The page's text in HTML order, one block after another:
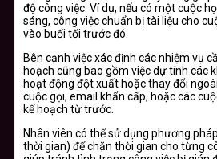
độ công việc. Ví dụ, nếu có một cuộc
sáng, công việc chuẩn bị tài liệu cho
vào buổi tối trước đó.
Bên cạnh việc xác định các nhiệm vụ
hoạch cũng bao gồm việc dự tính các
hoạt động đột xuất hoặc thay đổi
cuộc gọi, email khẩn cấp, hoặc các
kế hoạch từ trước.
Nhân viên có thể sử dụng phương
thời gian) để chặn thời gian cho từng